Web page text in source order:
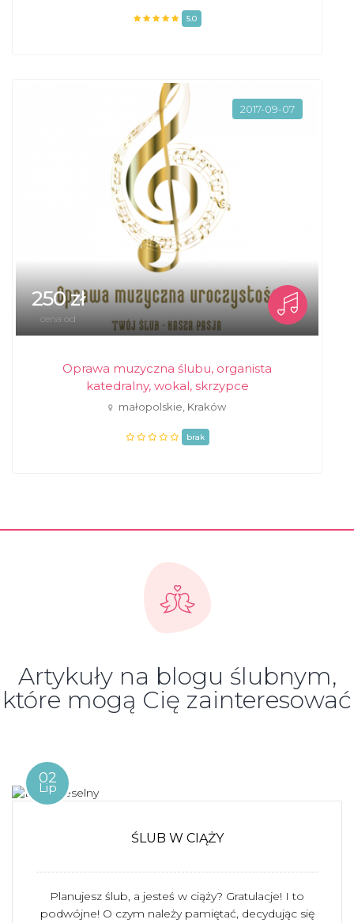
5.0
2017-09-07
250 zł
cena od
Oprawa muzyczna ślubu, organista
katedralny, wokal, skrzypce
małopolskie, Kraków
brak
Artykuły na blogu ślubnym,
które mogą Cię zainteresować
02
Lip
ŚLUB W CIĄŻY
Planujesz ślub, a jesteś w ciąży? Gratulacje! I to
podwójne! O czym należy pamiętać, decydując się